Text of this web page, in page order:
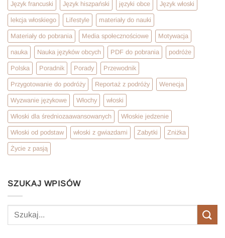
Język francuski Język hiszpański języki obce Język włoski
lekcja włoskiego Lifestyle materiały do nauki
Materiały do pobrania Media społecznościowe Motywacja
nauka Nauka języków obcych PDF do pobrania podróże
Polska Poradnik Porady Przewodnik
Przygotowanie do podróży Reportaż z podróży Wenecja
Wyzwanie językowe Włochy włoski
Włoski dla średniozaawansowanych Włoskie jedzenie
Włoski od podstaw włoski z gwiazdami Zabytki Zniżka
Życie z pasją
SZUKAJ WPISÓW